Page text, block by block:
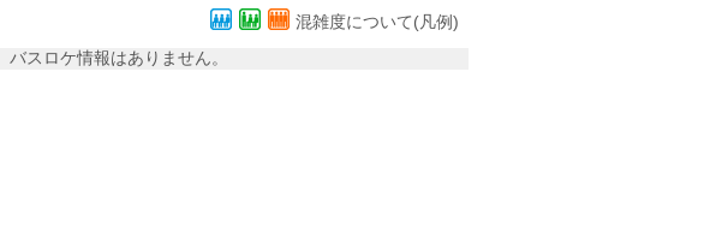
混雑度について(凡例)
バスロケ情報はありません。